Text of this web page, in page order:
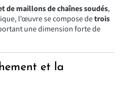
de maillons de chaînes soudés,
l’œuvre se compose detrois
une dimension forte de
et la